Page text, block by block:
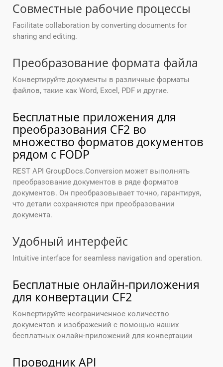
Совместные рабочие процессы
Facilitate collaboration by converting documents for
sharing and editing.
Преобразование формата файла
Конвертируйте документы в различные форматы
файлов, такие как Word, Excel, PDF и другие.
Бесплатные приложения для
преобразования CF2 во
множество форматов документов
рядом с FODP
REST API GroupDocs.Conversion может выполнять
преобразование документов в ряде форматов
документов. Он преобразовывает точно, гарантируя,
что детали сохраняются при преобразовании
документа.
Удобный интерфейс
Intuitive interface for seamless navigation and operation.
Бесплатные онлайн-приложения
для конвертации CF2
Конвертируйте неограниченное количество
документов и изображений с помощью наших
бесплатных онлайн-приложений для конвертации
Проводник API